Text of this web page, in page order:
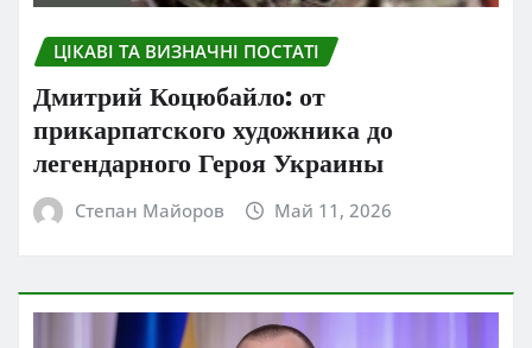
ЦІКАВІ ТА ВИЗНАЧНІ ПОСТАТІ
Дмитрий Коцюбайло: от
прикарпатского художника до
легендарного Героя Украины
Степан Майоров Май 11, 2026